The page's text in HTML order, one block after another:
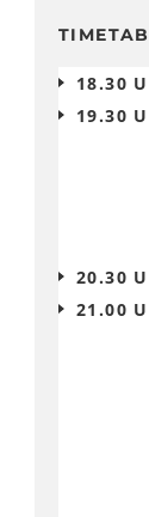
18.30
19.30
20.30
21.00